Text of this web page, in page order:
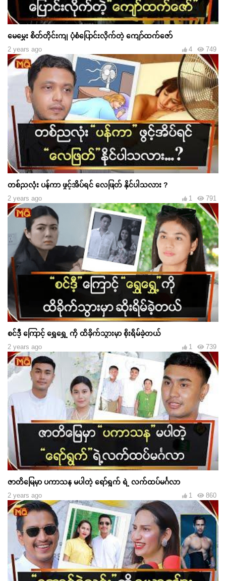
မေမွှေး စိတ်တိုင်းကျ ပုံစံပြောင်းလိုက်တဲ့ ကျော်ထက်ဇော်
2 years ago 749
4
တစ်ညလုံး ပန်ကာ ဖွင့်အိပ်ရင် လေဖြတ် နိုင်ပါသလား ?
2 years ago 791
1
စင်ဒီ့ ကြောင့် ရွှေရွှေ့ ကို ထိခိုက်သွားမှာ စိုးရိမ်ခဲ့တယ်
2 years ago 739
1
ဇာတိမြေမှာ ပကာသန မပါတဲ့ ရော်ရွက် ရဲ့ လက်ထပ်မင်္ဂလာ
2 years ago 860
1